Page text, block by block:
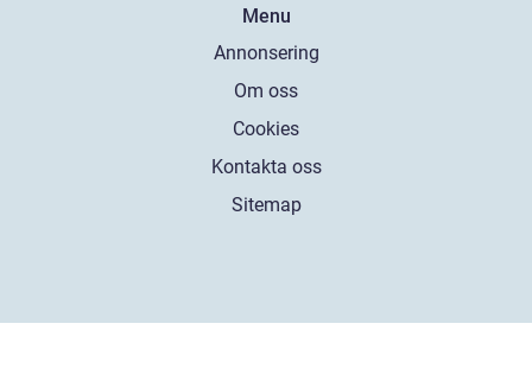
Menu
Annonsering
Om oss
Cookies
Kontakta oss
Sitemap